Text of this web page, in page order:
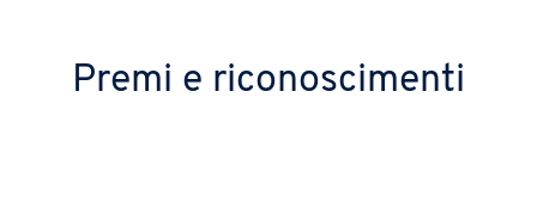
Premi e riconoscimenti